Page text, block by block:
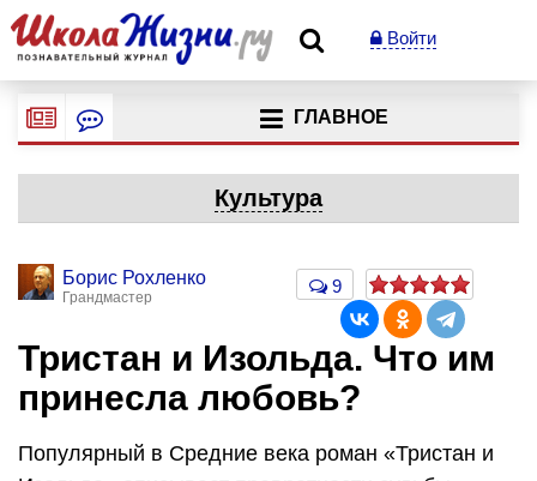
Войти
ГЛАВНОЕ
Культура
Борис Рохленко
Грандмастер
9
Тристан и Изольда. Что им
принесла любовь?
Популярный в Средние века роман «Тристан и